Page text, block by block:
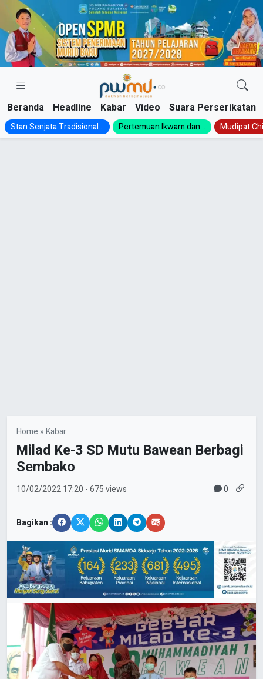
Skip
content
Beranda Headline Kabar Video Suara Perserikatan
Stan Senjata Tradisional... Pertemuan Ikwam dan... Mudipat
Home »Kabar
Milad Ke-3 SD Mutu Bawean Berbagi
Sembako
10/02/202217:20 - 675 views 0
Bagikan :